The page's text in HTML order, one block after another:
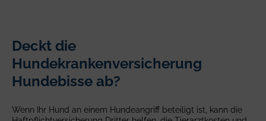
Deckt die
Hundekrankenversicherung
Hundebisse ab?
Wenn Ihr Hund an einem Hundeangriff beteiligt ist, kann die